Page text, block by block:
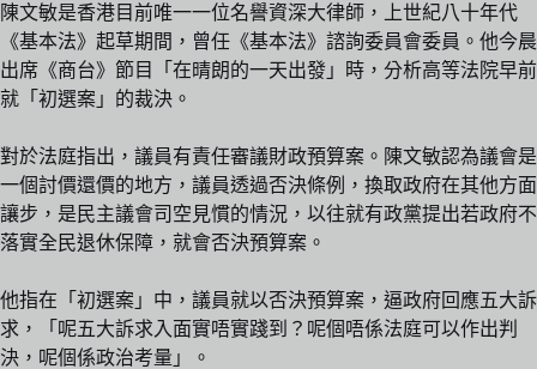
陳文敏是香港目前唯一一位名譽資深大律師，上世紀八十年代
《基本法》起草期間，曾任《基本法》諮詢委員會委員。他今晨
出席《商台》節目「在晴朗的一天出發」時，分析高等法院早前
就「初選案」的裁決。
對於法庭指出，議員有責任審議財政預算案。陳文敏認為議會是
一個討價還價的地方，議員透過否決條例，換取政府在其他方面
讓步，是民主議會司空見慣的情況，以往就有政黨提出若政府不
落實全民退休保障，就會否決預算案。
他指在「初選案」中，議員就以否決預算案，逼政府回應五大訴
求，「呢五大訴求入面實唔實踐到？呢個唔係法庭可以作出判
決，呢個係政治考量」。